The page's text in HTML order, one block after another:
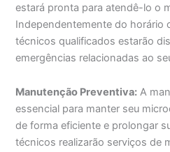
estará pronta para atendê-lo o
Independentemente do horário
técnicos qualificados estarão
emergências relacionadas ao
Manutenção Preventiva: A
essencial para manter seu
de forma eficiente e prolongar
técnicos realizarão serviços de